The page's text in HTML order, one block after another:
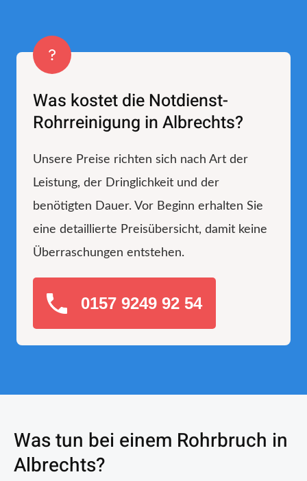
Was kostet die Notdienst-
Rohrreinigung in Albrechts?
Unsere Preise richten sich nach Art der
Leistung, der Dringlichkeit und der
benötigten Dauer. Vor Beginn erhalten Sie
eine detaillierte Preisübersicht, damit keine
Überraschungen entstehen.
0157 9249 92 54
Was tun bei einem Rohrbruch in
Albrechts?